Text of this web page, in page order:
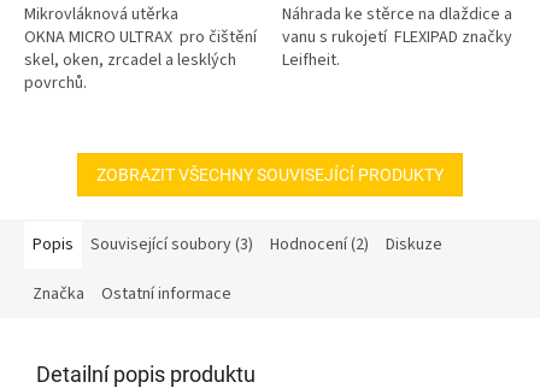
Mikrovláknová utěrka
OKNA MICRO ULTRAX pro čištění
skel, oken, zrcadel a lesklých
povrchů.
Náhrada ke stěrce na dlaždice a
vanu s rukojetí FLEXIPAD značky
Leifheit.
ZOBRAZIT VŠECHNY SOUVISEJÍCÍ PRODUKTY
Popis Související soubory (3) Hodnocení (2) Diskuze
Značka Ostatní informace
Detailní popis produktu